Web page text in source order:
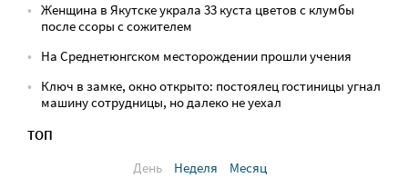
Женщина в Якутске украла 33 куста цветов с клумбы
после ссоры с сожителем
На Среднетюнгском месторождении прошли учения
Ключ в замке, окно открыто: постоялец гостиницы угнал
машину сотрудницы, но далеко не уехал
ТОП
День
Неделя Месяц